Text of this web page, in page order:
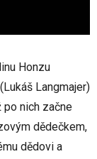
Honzu
Langmajer)
nich začne
dědečkem,
dědovi a